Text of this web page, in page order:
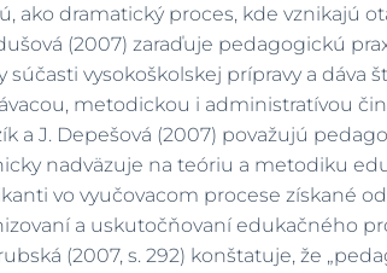
ako dramatický proces, kde vznikajú
(2007) zaraďuje pedagogickú
súčasti vysokoškolskej prípravy a
metodickou i administratívou
a J. Depešová (2007) považujú
nadväzuje na teóriu a metodiku
vo vyučovacom procese získané
a uskutočňovaní edukačného
(2007, s. 292) konštatuje, že